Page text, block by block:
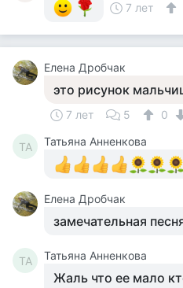
7 лет
Елена Дробчак
это рисунок
7 лет 5 0
ТА
Татьяна Анненкова
Елена Дробчак
замечательная
ТА Татьяна Анненкова
Жаль что ее мало